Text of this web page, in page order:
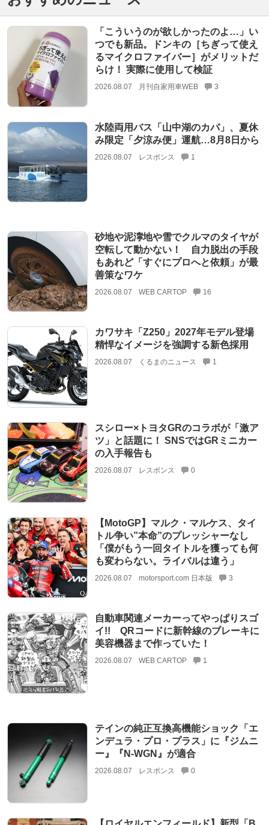
「こういうのが欲しかったのよ…」い
つでも新品。ドンキの［ちぎって使え
るマイクロファイバー］がメリットだ
らけ！ 実際に使用して検証
2026.08.07 月刊自家用車WEB 3
水陸両用バス「山中湖のカバ」、夏休
み限定「夕涼み便」運航…8月8日から
2026.08.07 レスポンス 1
砂地や泥濘地や雪でクルマのタイヤが
空転して動かない！ 自力脱出の手段
もあれど「すぐにプロへと依頼」が最
善策なワケ
2026.08.07 WEB CARTOP 16
カワサキ「Z250」2027年モデル登場
精悍なイメージを強調する新色採用
2026.08.07 くるまのニュース 1
スシロー×トヨタGRのコラボが「激ア
ツ」と話題に！ SNSではGRミニカー
の入手報告も
2026.08.07 レスポンス 0
【MotoGP】マルク・マルケス、タイ
トル争い”本命”のプレッシャーなし
「僕がもう一回タイトルを獲っても何
も変わらない。ライバルは違う」
2026.08.07 motorsport.com 日本版 3
自動車関連メーカーってやっぱりスゴ
イ!! QRコードに新幹線のブレーキに
美容機器まで作っていた！
2026.08.07 WEB CARTOP 1
テインの純正互換高機能ショック「エ
ンデュラ・プロ・プラス」に『ジムニ
ー』『N-WGN』が適合
2026.08.07 レスポンス 0